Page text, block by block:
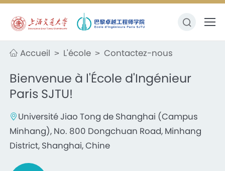
Accueil > L'école > Contactez-nous
Bienvenue à l'École d'Ingénieur
Paris SJTU!
Université Jiao Tong de Shanghai (Campus
Minhang), No. 800 Dongchuan Road, Minhang
District, Shanghai, Chine